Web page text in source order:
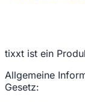
tixxt ist ein
Allgemeine
Gesetz: